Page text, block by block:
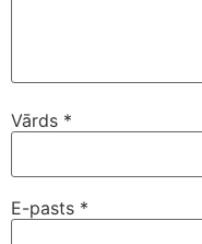
Vārds *
E-pasts *